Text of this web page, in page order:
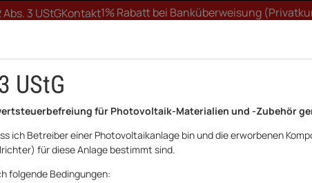
Abs. 3 UStGKontakt1% Rabatt bei Banküberweisung
WALLBOX
UStG
für Photovoltaik-Materialien und -Zubehör
ich Betreiber einer Photovoltaikanlage bin und die erworbenen
für diese Anlage bestimmt sind.
folgende Bedingungen: